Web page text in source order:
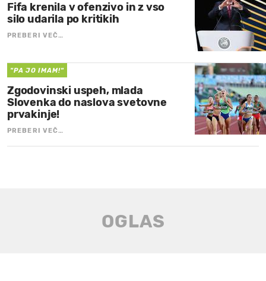
Fifa krenila v ofenzivo in z vso
silo udarila po kritikih
PREBERI VEČ…
"PA JO IMAM!"
Zgodovinski uspeh, mlada
Slovenka do naslova svetovne
prvakinje!
PREBERI VEČ…